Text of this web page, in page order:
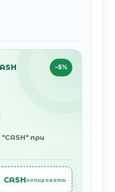
−5%
при
CASH копировать